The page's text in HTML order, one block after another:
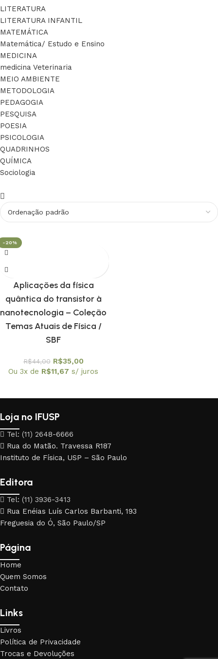
LITERATURA
LITERATURA INFANTIL
MATEMÁTICA
Matemática/ Estudo e Ensino
MEDICINA
medicina Veterinaria
MEIO AMBIENTE
METODOLOGIA
PEDAGOGIA
PESQUISA
POESIA
PSICOLOGIA
QUADRINHOS
QUÍMICA
Sociologia
-20%
Aplicações da física
quântica do transistor à
nanotecnologia – Coleção
Temas Atuais de Física /
SBF
R$44,00 R$35,00
Ou 3x de R$11,67 s/ juros
Loja no IFUSP
Tel: (11) 2648-6666
Rua do Matão. Travessa R187
Instituto de Física, USP – São Paulo
Editora
Tel: (11) 3936-3413
Rua Enéias Luís Carlos Barbanti, 193
Freguesia do Ó, São Paulo/SP
Página
Home
Quem Somos
Contato
Links
Livros
Política de Privacidade
Trocas e Devoluções